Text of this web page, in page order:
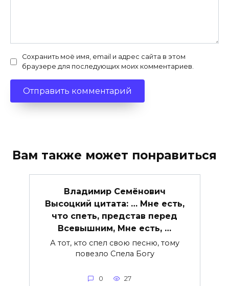
Сохранить моё имя, email и адрес сайта в этом
браузере для последующих моих комментариев.
Вам также может понравиться
Владимир Семёнович
Высоцкий цитата: … Мне есть,
что спеть, представ перед
Всевышним, Мне есть, …
А тот, кто спел свою песню, тому
повезло Спела Богу
0 27